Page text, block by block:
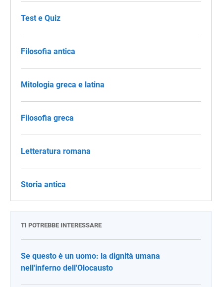
Test e Quiz
Filosofia antica
Mitologia greca e latina
Filosofia greca
Letteratura romana
Storia antica
TI POTREBBE INTERESSARE
Se questo è un uomo: la dignità umana
nell'inferno dell'Olocausto